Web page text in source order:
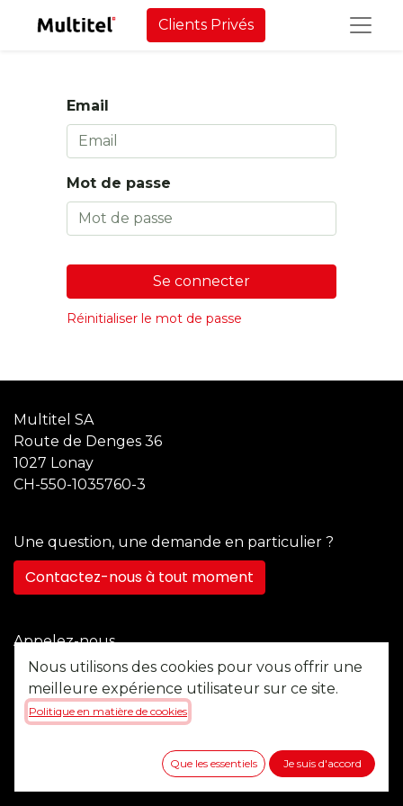
Clients Privés
Email
Mot de passe
Se connecter
Réinitialiser le mot de passe
Multitel SA
Route de Denges 36
1027 Lonay
CH-550-1035760-3
Une question, une demande en particulier ?
Contactez-nous à tout moment
Appelez-nous
+41 21 355 22 45
Envoyez-nous un message
Nous utilisons des cookies pour vous offrir une
meilleure expérience utilisateur sur ce site.
Politique en matière de cookies
Que les essentiels Je suis d'accord